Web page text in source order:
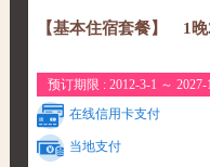
【基本住宿套餐】
预订期限 : 2012-3-1 ～ 2027-
在线信用卡支付
当地支付